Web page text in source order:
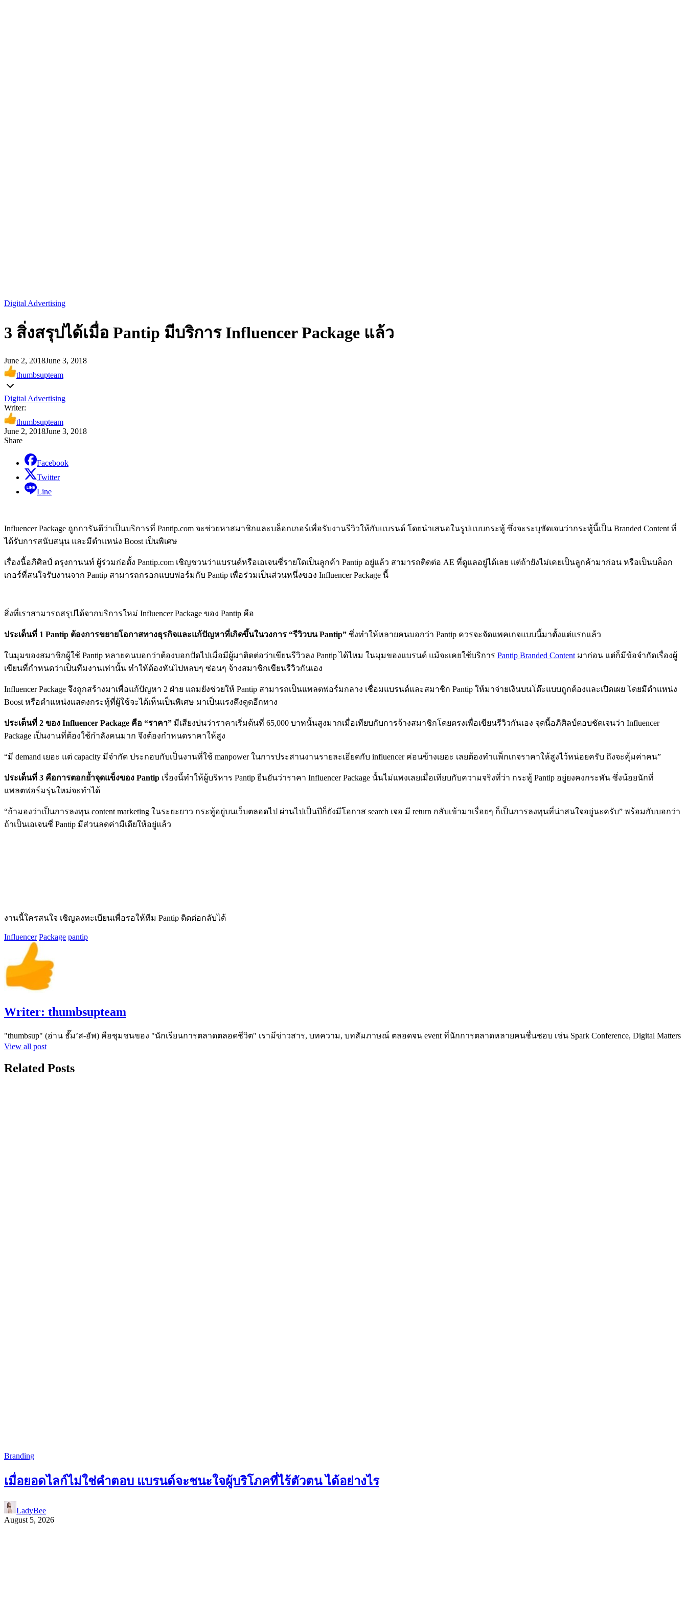
Digital Advertising
3 สิ่งสรุปได้เมื่อ Pantip มีบริการ Influencer Package แล้ว
June 2, 2018June 3, 2018
thumbsupteam
Digital Advertising
Writer:
thumbsupteam
June 2, 2018June 3, 2018
Share
Facebook
Twitter
Line
Influencer Package ถูกการันตีว่าเป็นบริการที่ Pantip.com จะช่วยหาสมาชิกและบล็อกเกอร์เพื่อรับงานรีวิวให้กับแบรนด์ โดยนำเสนอในรูปแบบกระทู้ ซึ่งจะระบุชัดเจนว่ากระทู้นี้เป็น Branded Content ที่
ได้รับการสนับสนุน และมีตำแหน่ง Boost เป็นพิเศษ
เรื่องนี้อภิศิลป์ ตรุงกานนท์ ผู้ร่วมก่อตั้ง Pantip.com เชิญชวนว่าแบรนด์หรือเอเจนซี่รายใดเป็นลูกค้า Pantip อยู่แล้ว สามารถติดต่อ AE ที่ดูแลอยู่ได้เลย แต่ถ้ายังไม่เคยเป็นลูกค้ามาก่อน หรือเป็นบล็อก
เกอร์ที่สนใจรับงานจาก Pantip สามารถกรอกแบบฟอร์มกับ Pantip เพื่อร่วมเป็นส่วนหนึ่งของ Influencer Package นี้
สิ่งที่เราสามารถสรุปได้จากบริการใหม่ Influencer Package ของ Pantip คือ
ประเด็นที่ 1 Pantip ต้องการขยายโอกาสทางธุรกิจและแก้ปัญหาที่เกิดขึ้นในวงการ “รีวิวบน Pantip” ซึ่งทำให้หลายคนบอกว่า Pantip ควรจะจัดแพคเกจแบบนี้มาตั้งแต่แรกแล้ว
ในมุมของสมาชิกผู้ใช้ Pantip หลายคนบอกว่าต้องบอกปัดไปเมื่อมีผู้มาติดต่อว่าเขียนรีวิวลง Pantip ได้ไหม ในมุมของแบรนด์ แม้จะเคยใช้บริการ Pantip Branded Content มาก่อน แต่ก็มีข้อจำกัดเรื่องผู้
เขียนที่กำหนดว่าเป็นทีมงานเท่านั้น ทำให้ต้องหันไปหลบๆ ซ่อนๆ จ้างสมาชิกเขียนรีวิวกันเอง
Influencer Package จึงถูกสร้างมาเพื่อแก้ปัญหา 2 ฝ่าย แถมยังช่วยให้ Pantip สามารถเป็นแพลตฟอร์มกลาง เชื่อมแบรนด์และสมาชิก Pantip ให้มาจ่ายเงินบนโต๊ะแบบถูกต้องและเปิดเผย โดยมีตำแหน่ง
Boost หรือตำแหน่งแสดงกระทู้ที่ผู้ใช้จะได้เห็นเป็นพิเศษ มาเป็นแรงดึงดูดอีกทาง
ประเด็นที่ 2 ของ Influencer Package คือ “ราคา” มีเสียงบ่นว่าราคาเริ่มต้นที่ 65,000 บาทนั้นสูงมากเมื่อเทียบกับการจ้างสมาชิกโดยตรงเพื่อเขียนรีวิวกันเอง จุดนี้อภิศิลป์ตอบชัดเจนว่า Influencer
Package เป็นงานที่ต้องใช้กำลังคนมาก จึงต้องกำหนดราคาให้สูง
“มี demand เยอะ แต่ capacity มีจำกัด ประกอบกับเป็นงานที่ใช้ manpower ในการประสานงานรายละเอียดกับ influencer ค่อนข้างเยอะ เลยต้องทำแพ็กเกจราคาให้สูงไว้หน่อยครับ ถึงจะคุ้มค่าคน”
ประเด็นที่ 3 คือการตอกย้ำจุดแข็งของ Pantip เรื่องนี้ทำให้ผู้บริหาร Pantip ยืนยันว่าราคา Influencer Package นั้นไม่แพงเลยเมื่อเทียบกับความจริงที่ว่า กระทู้ Pantip อยู่ยงคงกระพัน ซึ่งน้อยนักที่
แพลตฟอร์มรุ่นใหม่จะทำได้
“ถ้ามองว่าเป็นการลงทุน content marketing ในระยะยาว กระทู้อยู่บนเว็บตลอดไป ผ่านไปเป็นปีก็ยังมีโอกาส search เจอ มี return กลับเข้ามาเรื่อยๆ ก็เป็นการลงทุนที่น่าสนใจอยู่นะครับ” พร้อมกับบอกว่า
ถ้าเป็นเอเจนซี่ Pantip มีส่วนลดค่ามีเดียให้อยู่แล้ว
งานนี้ใครสนใจ เชิญลงทะเบียนเพื่อรอให้ทีม Pantip ติดต่อกลับได้
Influencer Package pantip
Writer: thumbsupteam
"thumbsup" (อ่าน ธั๊ม’ส-อัพ) คือชุมชนของ "นักเรียนการตลาดตลอดชีวิต" เรามีข่าวสาร, บทความ, บทสัมภาษณ์ ตลอดจน event ที่นักการตลาดหลายคนชื่นชอบ เช่น Spark Conference, Digital Matters
View all post
Related Posts
Branding
เมื่อยอดไลก์ไม่ใช่คำตอบ แบรนด์จะชนะใจผู้บริโภคที่ไร้ตัวตน ได้อย่างไร
LadyBee
August 5, 2026